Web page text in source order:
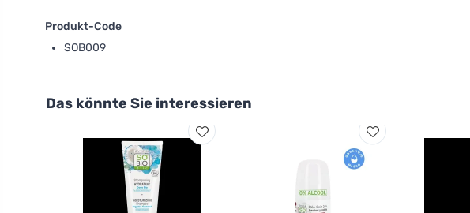
Produkt-Code
SOB009
Das könnte Sie interessieren